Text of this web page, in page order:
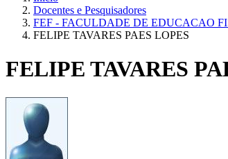
Docentes e Pesquisadores
FEF - FACULDADE DE EDUCACAO
FELIPE TAVARES PAES LOPES
FELIPE TAVARES